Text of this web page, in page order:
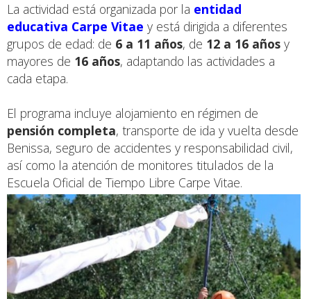
La actividad está organizada por la entidad
educativa Carpe Vitae y está dirigida a diferentes
grupos de edad: de 6 a 11 años, de 12 a 16 años y
mayores de 16 años, adaptando las actividades a
cada etapa.
El programa incluye alojamiento en régimen de
pensión completa, transporte de ida y vuelta desde
Benissa, seguro de accidentes y responsabilidad civil,
así como la atención de monitores titulados de la
Escuela Oficial de Tiempo Libre Carpe Vitae.